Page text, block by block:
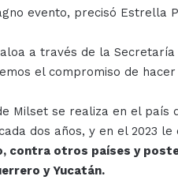
evento, precisó Estrella
a través de la
el compromiso de
Milset se realiza en el
dos años, y en el 2023
contra otros países y
y Yucatán.